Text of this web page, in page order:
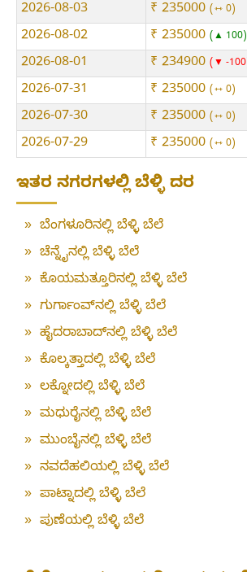
2026-08-03 ₹ 235000 ⇿ 0
2026-08-02 ₹ 235000 ▲ 100
2026-08-01 ₹ 234900 ▼ -100
2026-07-31 ₹ 235000 ⇿ 0
2026-07-30 ₹ 235000 ⇿ 0
2026-07-29 ₹ 235000 ⇿ 0
ಇತರ ನಗರಗಳಲ್ಲಿ ಬೆಳ್ಳಿ ದರ
» ಬೆಂಗಳೂರಿನಲ್ಲಿ ಬೆಳ್ಳಿ ಬೆಲೆ
» ಚೆನ್ನೈನಲ್ಲಿ ಬೆಳ್ಳಿ ಬೆಲೆ
» ಕೊಯಮತ್ತೂರಿನಲ್ಲಿ ಬೆಳ್ಳಿ ಬೆಲೆ
» ಗುರ್ಗಾಂವ್‌ನಲ್ಲಿ ಬೆಳ್ಳಿ ಬೆಲೆ
» ಹೈದರಾಬಾದ್‌ನಲ್ಲಿ ಬೆಳ್ಳಿ ಬೆಲೆ
» ಕೊಲ್ಕತ್ತಾದಲ್ಲಿ ಬೆಳ್ಳಿ ಬೆಲೆ
» ಲಕ್ನೋದಲ್ಲಿ ಬೆಳ್ಳಿ ಬೆಲೆ
» ಮಧುರೈನಲ್ಲಿ ಬೆಳ್ಳಿ ಬೆಲೆ
» ಮುಂಬೈನಲ್ಲಿ ಬೆಳ್ಳಿ ಬೆಲೆ
» ನವದೆಹಲಿಯಲ್ಲಿ ಬೆಳ್ಳಿ ಬೆಲೆ
» ಪಾಟ್ನಾದಲ್ಲಿ ಬೆಳ್ಳಿ ಬೆಲೆ
» ಪುಣೆಯಲ್ಲಿ ಬೆಳ್ಳಿ ಬೆಲೆ